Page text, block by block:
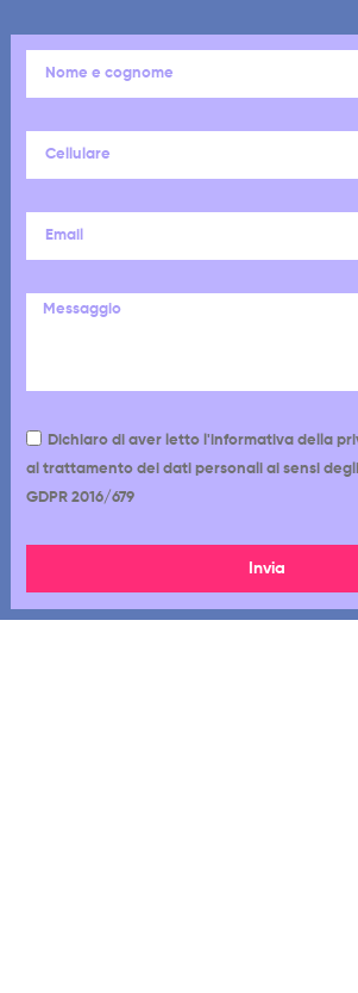
Dichiaro di aver letto l'informativa della
al trattamento dei dati personali ai sensi degli
GDPR 2016/679
Invia